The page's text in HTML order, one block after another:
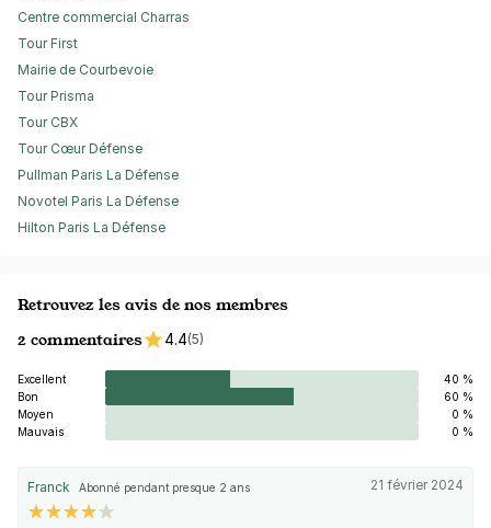
Centre commercial Charras
Tour First
Mairie de Courbevoie
Tour Prisma
Tour CBX
Tour Cœur Défense
Pullman Paris La Défense
Novotel Paris La Défense
Hilton Paris La Défense
Retrouvez les avis de nos membres
2 commentaires
4.4(5)
Excellent
40 %
Bon
60 %
Moyen
0 %
Mauvais
0 %
Franck Abonné pendant presque 2 ans 21 février 2024